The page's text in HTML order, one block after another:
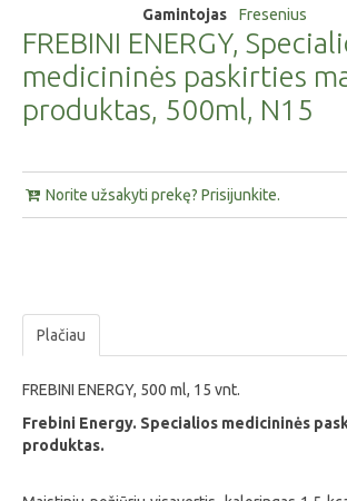
Gamintojas
Fresenius
FREBINI ENERGY,
medicininės paskirties
produktas, 500ml, N15
Norite užsakyti prekę? Prisijunkite.
Plačiau
FREBINI ENERGY, 500 ml, 15 vnt.
Frebini Energy. Specialios medicininės
produktas.